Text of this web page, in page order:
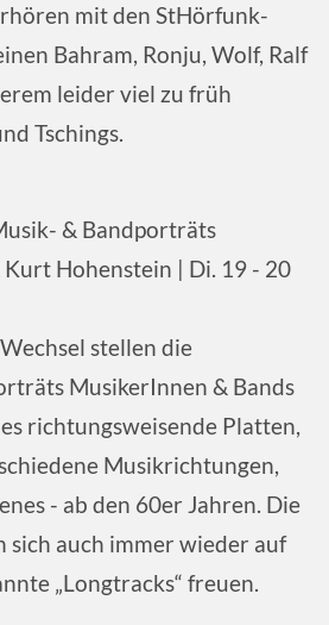
mit den StHörfunk-
Bahram, Ronju, Wolf, Ralf
leider viel zu früh
Tschings.
& Bandporträts
Hohenstein | Di. 19 - 20
stellen die
MusikerInnen & Bands
richtungsweisende Platten,
Musikrichtungen,
- ab den 60er Jahren. Die
auch immer wieder auf
„Longtracks“ freuen.